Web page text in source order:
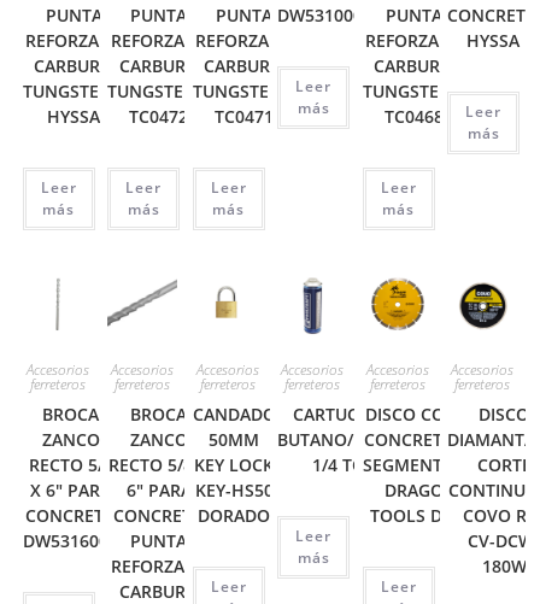
PUNTA
REFORZADA
CARBURO
TUNGSTENO
HYSSA
Leer
más
PUNTA
REFORZADA
CARBURO
TUNGSTENO
TC0472
Leer
más
PUNTA
REFORZADA
CARBURO
TUNGSTENO
TC0471
Leer
más
DW531000C
Leer
más
PUNTA
REFORZADA
CARBURO
TUNGSTENO
TC0468
Leer
más
CONCRETO
HYSSA
Leer
más
Accesorios
ferreteros
BROCA
ZANCO
RECTO 5/8
X 6″ PARA
CONCRETO
DW531600C
Accesorios
ferreteros
BROCA
ZANCO
RECTO 5/8 X
6″ PARA
CONCRETO
PUNTA
REFORZADA
CARBURO
Accesorios
ferreteros
CANDADO
50MM
KEY LOCK
KEY-HS50
DORADO
Leer
Accesorios
ferreteros
CARTUCHO GAS
BUTANO/PROPANO
1/4 TC4563
Leer
más
Accesorios
ferreteros
DISCO CORTE
CONCRETO 9″
SEGMENTADO
DRAGON
TOOLS D900
Leer
Accesorios
ferreteros
DISCO
CORTE
COVO
CV-DCW-
180W